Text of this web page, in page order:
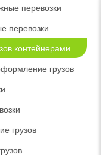
перевозки
перевозки
контейнерами
грузов
грузов